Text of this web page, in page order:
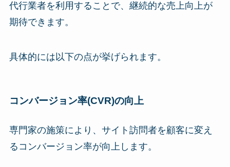
代行業者を利用することで、継続的な売上向上が
期待できます。
具体的には以下の点が挙げられます。
コンバージョン率(CVR)の向上
専門家の施策により、サイト訪問者を顧客に変え
るコンバージョン率が向上します。